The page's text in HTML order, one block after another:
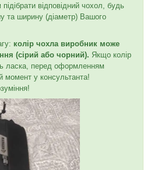
відповідний чохол, будь
та ширину (діаметр) Вашого
колір чохла виробник може
(сірий або чорний). Якщо колір
ласка, перед оформленням
момент у консультанта!